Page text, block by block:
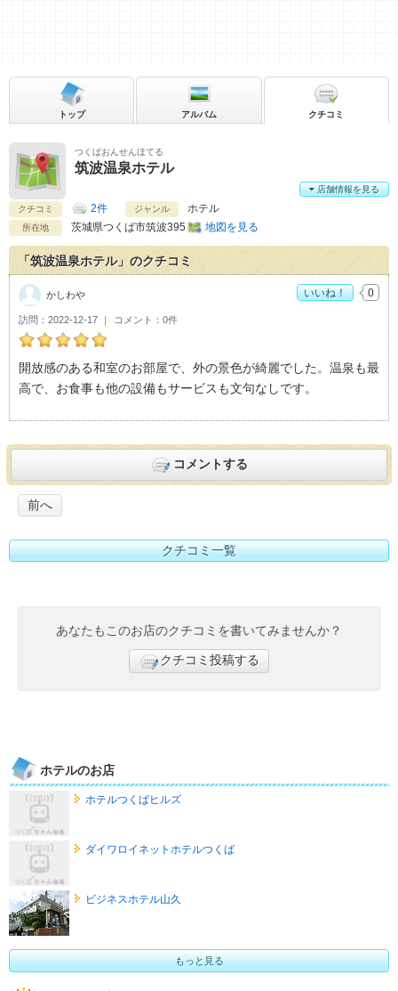
つくばおんせんほてる
筑波温泉ホテル
クチコミ 2件 ジャンル ホテル
所在地 茨城県つくば市筑波395 地図を見る
店舗情報を見る
トップ アルバム クチコミ
「筑波温泉ホテル」のクチコミ
かしわやの筑波温泉ホテルおすすめ度： 5
開放感のある和室のお部屋で、外の景色が綺麗でした。温泉も最
高で、お食事も他の設備もサービスも文句なしです。
訪問 2022-12-17 コメント 0件
かしわや いいね！ 0
コメントする
前へ
クチコミ一覧
あなたもこのお店のクチコミを書いてみませんか？
クチコミ投稿する
ホテルのお店
ホテルつくばヒルズ
ダイワロイネットホテルつくば
ビジネスホテル山久
もっと見る